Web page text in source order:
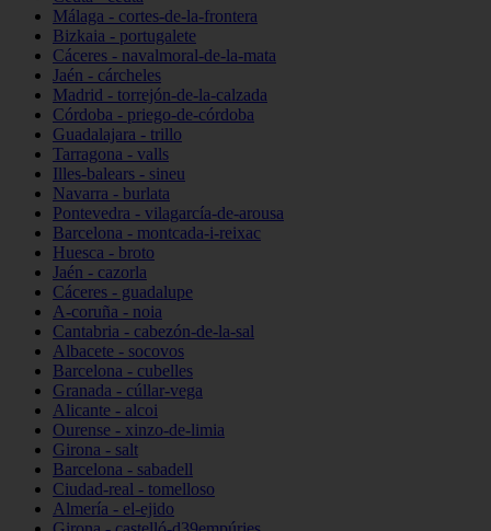
Málaga - cortes-de-la-frontera
Bizkaia - portugalete
Cáceres - navalmoral-de-la-mata
Jaén - cárcheles
Madrid - torrejón-de-la-calzada
Córdoba - priego-de-córdoba
Guadalajara - trillo
Tarragona - valls
Illes-balears - sineu
Navarra - burlata
Pontevedra - vilagarcía-de-arousa
Barcelona - montcada-i-reixac
Huesca - broto
Jaén - cazorla
Cáceres - guadalupe
A-coruña - noia
Cantabria - cabezón-de-la-sal
Albacete - socovos
Barcelona - cubelles
Granada - cúllar-vega
Alicante - alcoi
Ourense - xinzo-de-limia
Girona - salt
Barcelona - sabadell
Ciudad-real - tomelloso
Almería - el-ejido